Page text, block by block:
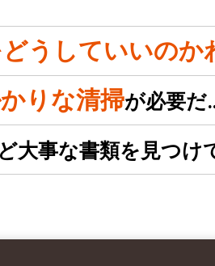
うしていいのか
りな清掃が必要だ
大事な書類を見つけ